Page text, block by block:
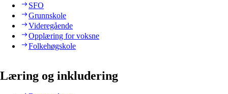
SFO
Grunnskole
Videregående
Opplæring for voksne
Folkehøgskole
Læring og inkludering